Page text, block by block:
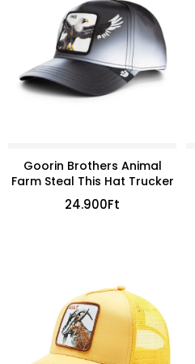
Goorin Brothers Animal
Farm Steal This Hat Trucker
24.900Ft